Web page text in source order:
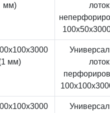
мм)
лоток
мм)
лоток